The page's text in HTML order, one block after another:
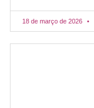
18 de março de 2026